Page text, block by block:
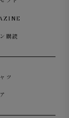
タイルまで幅
購読
ツ